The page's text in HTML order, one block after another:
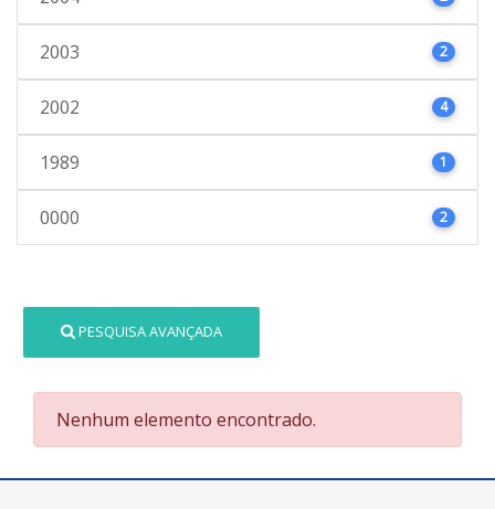
2003 2
2002 4
1989 1
0000 2
PESQUISA AVANÇADA
Nenhum elemento encontrado.